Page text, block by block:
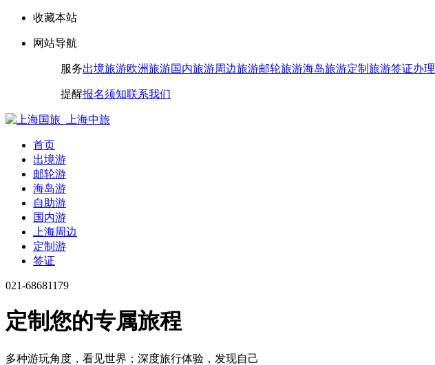
收藏本站
网站导航
服务出境旅游欧洲旅游国内旅游周边旅游邮轮旅游海岛旅游定制旅游签证办理
提醒报名须知联系我们
首页
出境游
邮轮游
海岛游
自助游
国内游
上海周边
定制游
签证
021-68681179
定制您的专属旅程
多种游玩角度，看见世界；深度旅行体验，发现自己